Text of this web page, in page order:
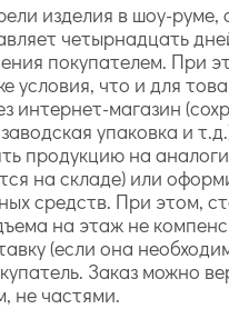
изделия в шоу-руме,
четырнадцать
покупателем. При
условия, что и для
интернет-магазин
упаковка и
продукцию на
на складе) или
средств. При этом,
на этаж не
(если она
Заказ можно
не частями.